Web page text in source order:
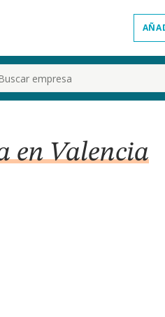
en Valencia